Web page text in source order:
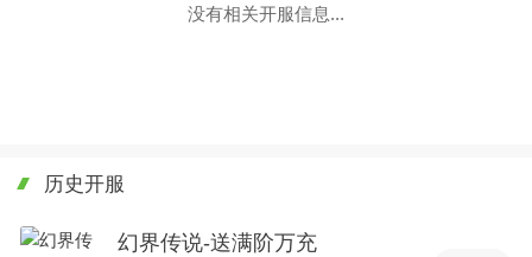
没有相关开服信息...
历史开服
幻界传说-送满阶万充